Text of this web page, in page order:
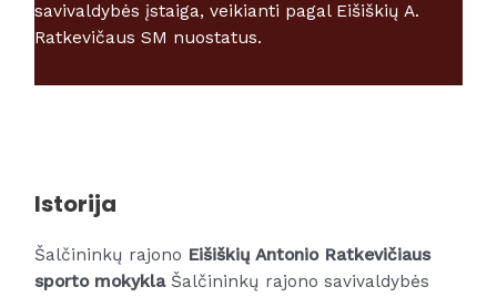
savivaldybės įstaiga, veikianti pagal Eišiškių A.
Ratkevičaus SM nuostatus.
Istorija
Šalčininkų rajono Eišiškių Antonio Ratkevičiaus
sporto mokyklaŠalčininkų rajono savivaldybės